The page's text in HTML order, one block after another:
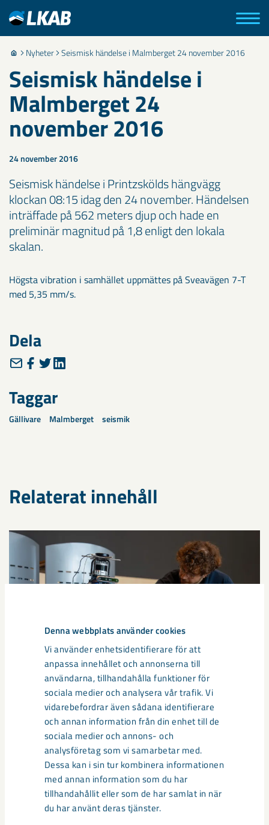
Denna webbplats använder cookies
Vi använder enhetsidentifierare för att
anpassa innehållet och annonserna till
användarna, tillhandahålla funktioner för
sociala medier och analysera vår trafik. Vi
vidarebefordrar även sådana identifierare
och annan information från din enhet till de
sociala medier och annons- och
analysföretag som vi samarbetar med.
Dessa kan i sin tur kombinera informationen
med annan information som du har
tillhandahållit eller som de har samlat in när
du har använt deras tjänster.
Nyheter Seismisk händelse i Malmberget 24 november 2016
Seismisk händelse i
Malmberget 24
november 2016
24 november 2016
Seismisk händelse i Printzskölds hängvägg
klockan 08:15 idag den 24 november. Händelsen
inträffade på 562 meters djup och hade en
preliminär magnitud på 1,8 enligt den lokala
skalan.
Högsta vibration i samhället uppmättes på Sveavägen 7-T
med 5,35 mm/s.
Dela
Taggar
Gällivare Malmberget seismik
Relaterat innehåll
Så kan humanoida robotar öka
säkerheten i framtidens gruva
Utvecklingen av humanoida robotar, människoliknande
robotar med armar och ben, går snabbt. I takt med att
tekniken blir alltmer avancerad ...